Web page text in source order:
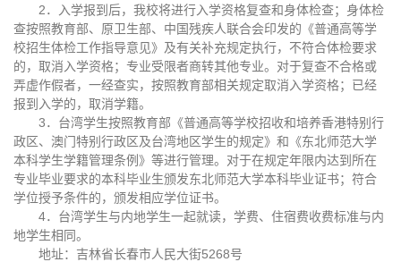
2．入学报到后，我校将进行入学资格复查和身体检查；身体检
查按照教育部、原卫生部、中国残疾人联合会印发的《普通高等学
校招生体检工作指导意见》及有关补充规定执行，不符合体检要求
的，取消入学资格；专业受限者商转其他专业。对于复查不合格或
弄虚作假者，一经查实，按照教育部相关规定取消入学资格；已经
报到入学的，取消学籍。
3．台湾学生按照教育部《普通高等学校招收和培养香港特别行
政区、澳门特别行政区及台湾地区学生的规定》和《东北师范大学
本科学生学籍管理条例》等进行管理。对于在规定年限内达到所在
专业毕业要求的本科毕业生颁发东北师范大学本科毕业证书；符合
学位授予条件的，颁发相应学位证书。
4．台湾学生与内地学生一起就读，学费、住宿费收费标准与内
地学生相同。
地址：吉林省长春市人民大街5268号